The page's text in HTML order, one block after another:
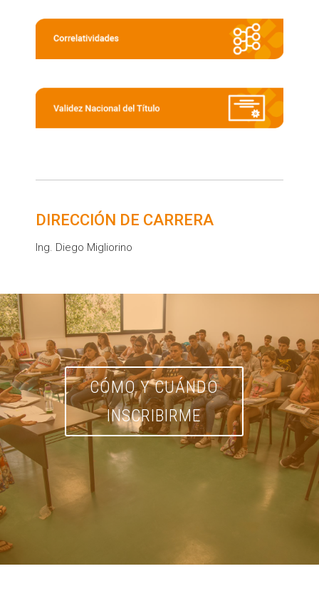
DIRECCIÓN DE CARRERA
Ing. Diego Migliorino
CÓMO Y CUÁNDO
INSCRIBIRME